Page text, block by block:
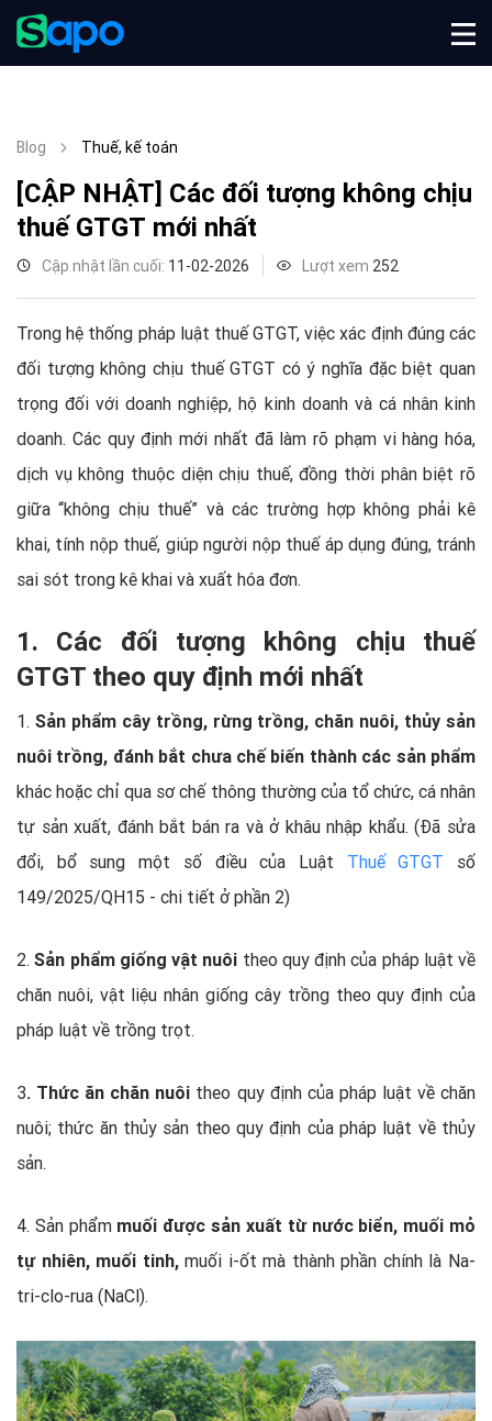
Blog Thuế, kế toán
[CẬP NHẬT] Các đối tượng không chịu
thuế GTGT mới nhất
Cập nhật lần cuối: 11-02-2026 Lượt xem 252
Trong hệ thống pháp luật thuế GTGT, việc xác định đúng các
đối tượng không chịu thuế GTGT có ý nghĩa đặc biệt quan
trọng đối với doanh nghiệp, hộ kinh doanh và cá nhân kinh
doanh. Các quy định mới nhất đã làm rõ phạm vi hàng hóa,
dịch vụ không thuộc diện chịu thuế, đồng thời phân biệt rõ
giữa “không chịu thuế” và các trường hợp không phải kê
khai, tính nộp thuế, giúp người nộp thuế áp dụng đúng, tránh
sai sót trong kê khai và xuất hóa đơn.
1. Các đối tượng không chịu thuế
GTGT theo quy định mới nhất
1. Sản phẩm cây trồng, rừng trồng, chăn nuôi, thủy sản
nuôi trồng, đánh bắt chưa chế biến thành các sản phẩm
khác hoặc chỉ qua sơ chế thông thường của tổ chức, cá nhân
tự sản xuất, đánh bắt bán ra và ở khâu nhập khẩu. (Đã sửa
đổi, bổ sung một số điều của Luật Thuế GTGT số
149/2025/QH15 - chi tiết ở phần 2)
2.Sản phẩm giống vật nuôi theo quy định của pháp luật về
chăn nuôi, vật liệu nhân giống cây trồng theo quy định của
pháp luật về trồng trọt.
3. Thức ăn chăn nuôi theo quy định của pháp luật về chăn
nuôi; thức ăn thủy sản theo quy định của pháp luật về thủy
sản.
4. Sản phẩm muối được sản xuất từ nước biển, muối mỏ
tự nhiên, muối tinh,muối i-ốt mà thành phần chính là Na-
tri-clo-rua (NaCl).